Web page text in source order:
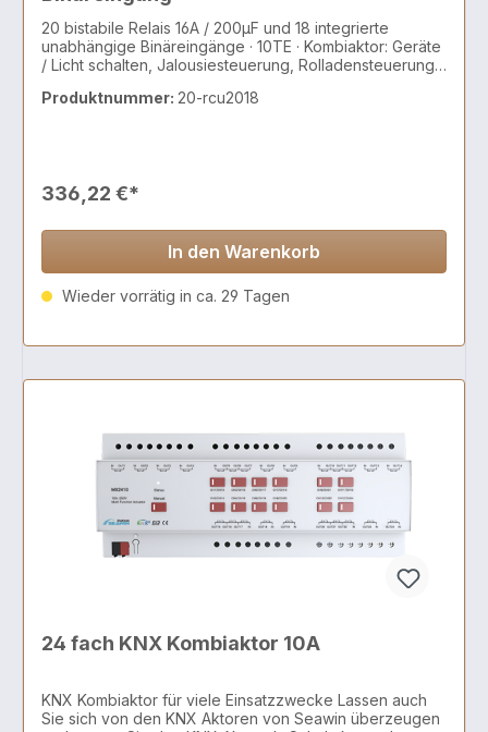
20 bistabile Relais 16A / 200µF und 18 integrierte
unabhängige Binäreingänge · 10TE · Kombiaktor: Geräte
/ Licht schalten, Jalousiesteuerung, Rolladensteuerung,
Produktnummer: 20-rcu2018
336,22 €*
In den Warenkorb
Wieder vorrätig in ca. 29 Tagen
24 fach KNX Kombiaktor 10A
KNX Kombiaktor für viele Einsatzzwecke Lassen auch
Sie sich von den KNX Aktoren von Seawin überzeugen